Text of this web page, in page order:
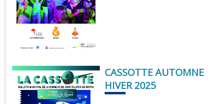
CASSOTTE AUTOMNE
HIVER 2025